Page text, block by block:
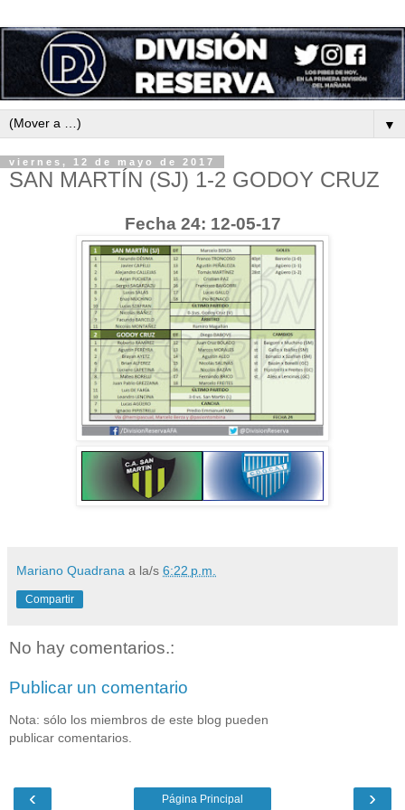
▼
viernes, 12 de mayo de 2017
SAN MARTÍN (SJ) 1-2 GODOY CRUZ
Fecha 24: 12-05-17
Mariano Quadrana a la/s 6:22 p.m.
Compartir
No hay comentarios.:
Publicar un comentario
Nota: sólo los miembros de este blog pueden
publicar comentarios.
‹ ›
Página Principal